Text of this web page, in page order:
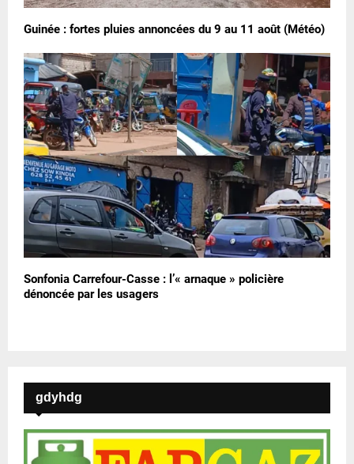
Guinée : fortes pluies annoncées du 9 au 11 août (Météo)
Sonfonia Carrefour-Casse : l’« arnaque » policière
dénoncée par les usagers
gdyhdg